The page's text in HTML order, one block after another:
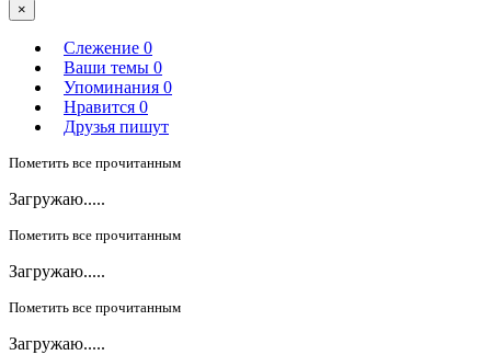
×
Слежение 0
Ваши темы 0
Упоминания 0
Нравится 0
Друзья пишут
Пометить все прочитанным
Загружаю.....
Пометить все прочитанным
Загружаю.....
Пометить все прочитанным
Загружаю.....